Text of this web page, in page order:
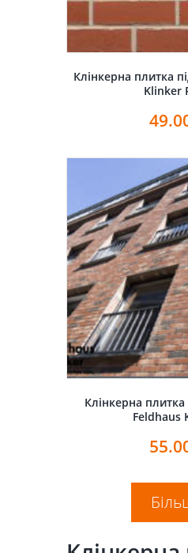
Клінкерна плитка
Klinker
Клінкерна плитка
Feldhaus